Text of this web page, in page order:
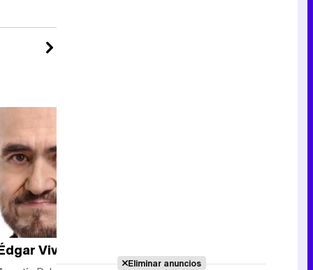
Vivar
completoEliminar anuncios